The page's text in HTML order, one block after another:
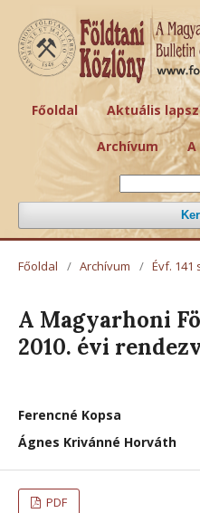
Főoldal Aktuális
Archívum
Főoldal / Archívum / Évf. 141
A Magyarhoni
2010. évi
Ferencné Kopsa
Ágnes Krivánné Horváth
PDF